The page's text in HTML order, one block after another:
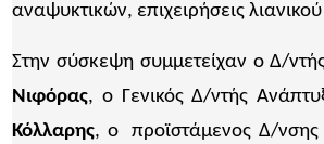
αναψυκτικών, επιχειρήσεις
Στην σύσκεψη συμμετείχαν ο Δ/
Νιφόρας, ο Γενικός Δ/ντής
Κόλλαρης, ο προϊστάμενος Δ/νσης